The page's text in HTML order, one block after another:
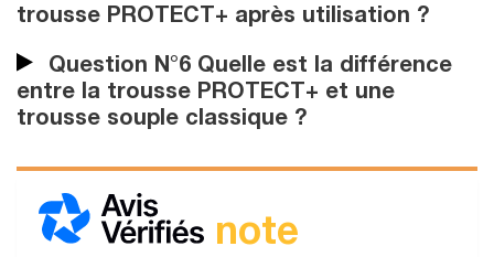
trousse PROTECT+ après utilisation ?
Question N°6 Quelle est la différence
entre la trousse PROTECT+ et une
trousse souple classique ?
note